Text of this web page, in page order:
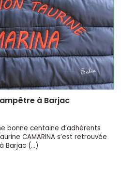
à Barjac
bonne centaine d’adhérents
CAMARINA s’est retrouvée
Barjac (…)